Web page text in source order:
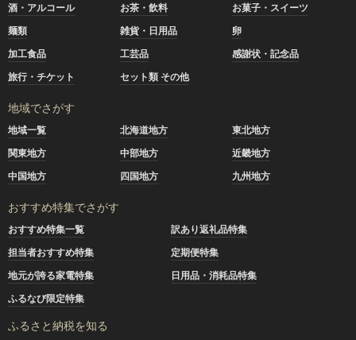
酒・アルコール
お茶・飲料
お菓子・スイーツ
麺類
雑貨・日用品
卵
加工食品
工芸品
感謝状・記念品
旅行・チケット
セット類 その他
地域でさがす
地域一覧 北海道地方
東北地方
関東地方
中部地方
近畿地方
中国地方
四国地方 九州地方
おすすめ特集でさがす
おすすめ特集一覧
訳あり返礼品特集
担当者おすすめ特集
定期便特集
地元が誇る家電特集
日用品・消耗品特集
ふるなび限定特集
ふるさと納税を知る